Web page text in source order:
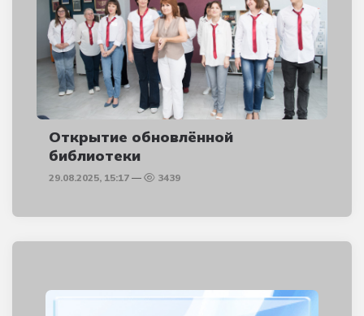
Открытие обновлённой
библиотеки
29.08.2025, 15:17 3439